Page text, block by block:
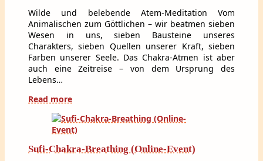
Wilde und belebende Atem-Meditation Vom
Animalischen zum Göttlichen – wir beatmen sieben
Wesen in uns, sieben Bausteine unseres
Charakters, sieben Quellen unserer Kraft, sieben
Farben unserer Seele. Das Chakra-Atmen ist aber
auch eine Zeitreise – von dem Ursprung des
Lebens…
Read more
Sufi-Chakra-Breathing (Online-Event)